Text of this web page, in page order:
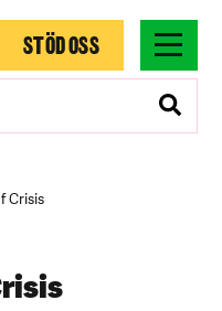
STÖD OSS
Crisis